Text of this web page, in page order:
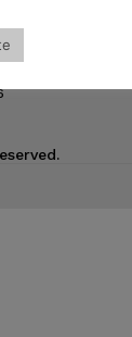
solicită
acută în cea